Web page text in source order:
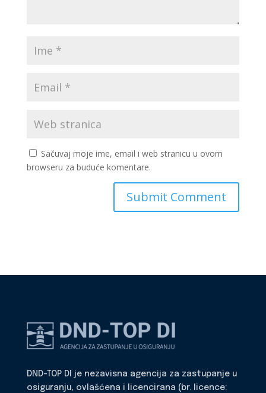
Sačuvaj moje ime, email i web stranicu u ovom
browseru za buduće komentare.
DND-TOP DI je nezavisna agencija za zastupanje u
osiguranju, ovlašćena i licencirana (br. licence: